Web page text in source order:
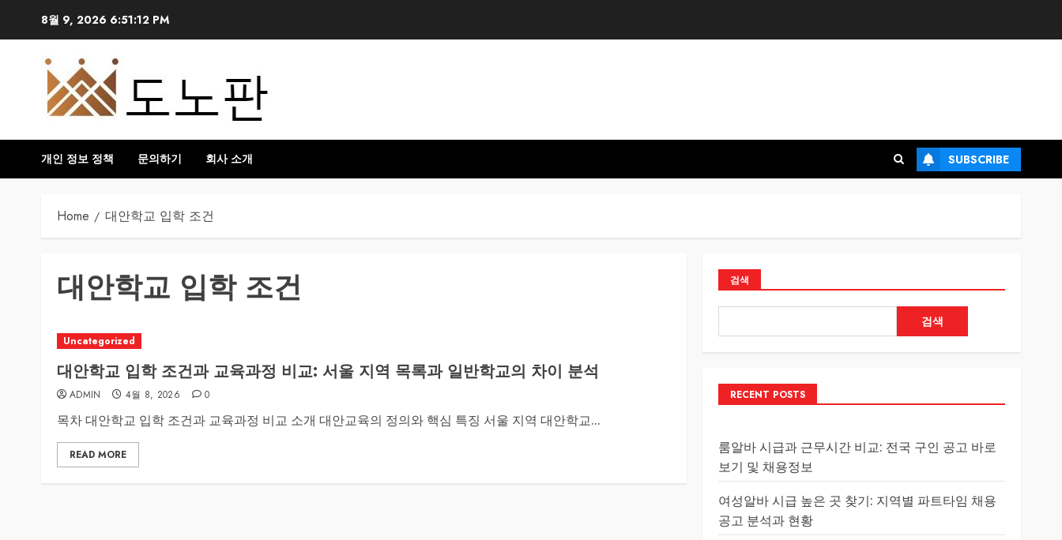
8월 9, 2026 6:51:13 PM
개인 정보 정책 문의하기 회사 소개 SUBSCRIBE
Home 대안학교 입학 조건
대안학교 입학 조건
Uncategorized
대안학교 입학 조건과 교육과정 비교: 서울 지역 목록과 일반학교의 차이 분석
ADMIN 4월 8, 2026 0
목차 대안학교 입학 조건과 교육과정 비교 소개 대안교육의 정의와 핵심 특징 서울 지역 대안학교...
READ MORE
검색
검색
RECENT POSTS
룸알바 시급과 근무시간 비교: 전국 구인 공고 바로
보기 및 채용정보
여성알바 시급 높은 곳 찾기: 지역별 파트타임 채용
공고 분석과 현황